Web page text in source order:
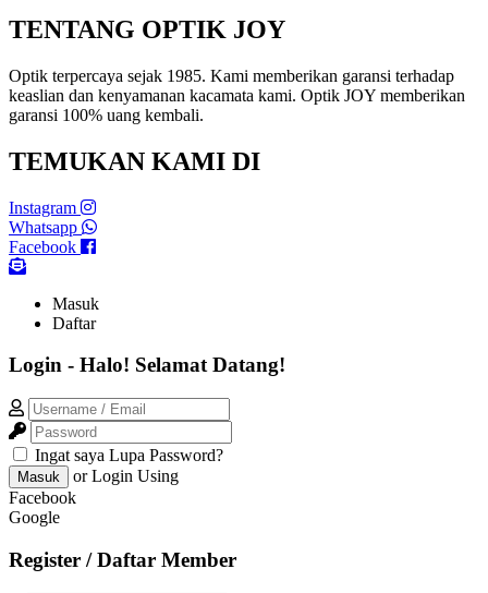
TENTANG OPTIK JOY
Optik terpercaya sejak 1985. Kami memberikan garansi terhadap
keaslian dan kenyamanan kacamata kami. Optik JOY memberikan
garansi 100% uang kembali.
TEMUKAN KAMI DI
Instagram
Whatsapp
Facebook
Masuk
Daftar
Login - Halo! Selamat Datang!
Ingat saya Lupa Password?
Masuk
or Login Using
Facebook
Google
Register / Daftar Member